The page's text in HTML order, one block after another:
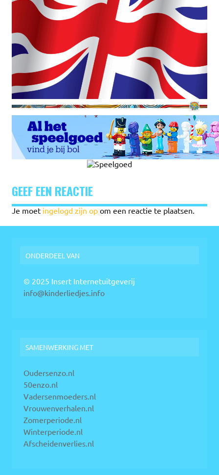
GEEF EEN REACTIE
Je moet ingelogd zijn op om een reactie te plaatsen.
ONDERDEEL VAN
© 2025 Insert Internetuitgeverij
info@kinderliedjes.info
SAMENWERKING MET
Oudersenzo.nl
50enzo.nl
Vadersenmoeders.nl
Vrouwenverhalen.nl
Zomerperiode.nl
Winterperiode.nl
Afscheidenverlies.nl